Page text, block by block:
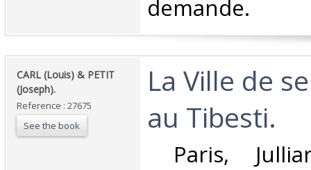
demande.‎
‎CARL (Louis) & PETIT
(Joseph).‎
Reference : 27675
See the book
‎La Ville de
au Tibesti.‎
Paris,